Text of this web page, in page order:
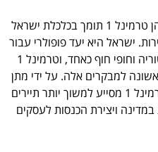
אחת הדרכים העיקריות שבהן טרמינל 1 תומך בכלכלת ישראל
ישראל היא יעד פופולרי עבור
עולי רגל דתיים, חובבי היסטוריה וחופי חוף כאחד, וטרמינל 1
למבקרים אלה. על ידי מתן
חווית טיול חיובית ויעילה, טרמינל 1 מסייע למשוך יותר תיירים
ויצירת הכנסות לעסקים